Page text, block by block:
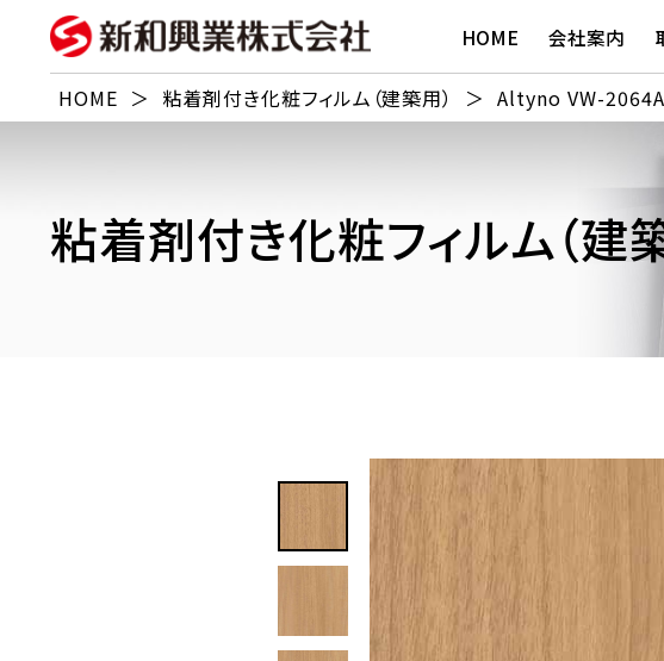
HOME 会社案内
HOME ＞ 粘着剤付き化粧フィルム（建築用） ＞ Altyno VW-
粘着剤付き化粧フィルム（建